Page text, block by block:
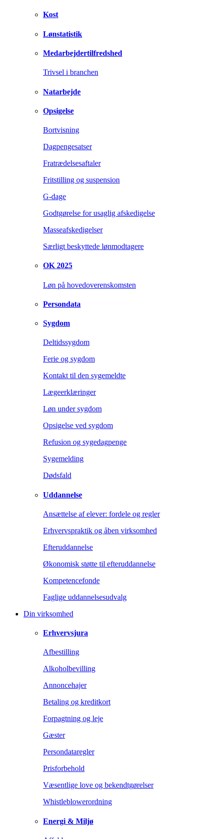
Kost
Lønstatistik
Medarbejdertilfredshed
Trivsel i branchen
Natarbejde
Opsigelse
Bortvisning
Dagpengesatser
Fratrædelsesaftaler
Fritstilling og suspension
G-dage
Godtgørelse for usaglig afskedigelse
Masseafskedigelser
Særligt beskyttede lønmodtagere
OK 2025
Løn på hovedoverenskomsten
Persondata
Sygdom
Deltidssygdom
Ferie og sygdom
Kontakt til den sygemeldte
Lægeerklæringer
Løn under sygdom
Opsigelse ved sygdom
Refusion og sygedagpenge
Sygemelding
Dødsfald
Uddannelse
Ansættelse af elever: fordele og regler
Erhvervspraktik og åben virksomhed
Efteruddannelse
Økonomisk støtte til efteruddannelse
Kompetencefonde
Faglige uddannelsesudvalg
Din virksomhed
Erhvervsjura
Afbestilling
Alkoholbevilling
Annoncehajer
Betaling og kreditkort
Forpagtning og leje
Gæster
Persondataregler
Prisforbehold
Væsentlige love og bekendtgørelser
Whistleblowerordning
Energi & Miljø